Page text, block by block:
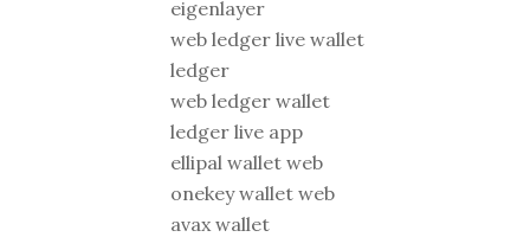
eigenlayer
web ledger live wallet
ledger
web ledger wallet
ledger live app
ellipal wallet web
onekey wallet web
avax wallet